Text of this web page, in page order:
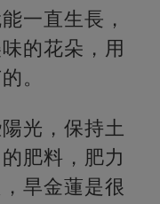
一直生長，
的花朵，用
。
光，保持土
肥料，肥力
旱金蓮是很